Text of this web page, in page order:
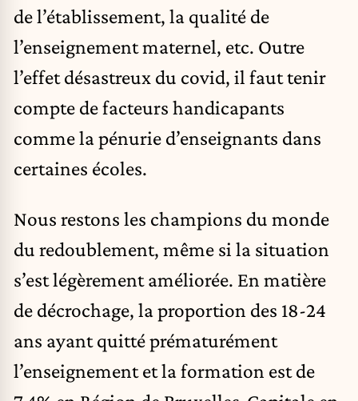
de l’établissement, la qualité de
l’enseignement maternel, etc. Outre
l’effet désastreux du covid, il faut tenir
compte de facteurs handicapants
comme la pénurie d’enseignants dans
certaines écoles.
Nous restons les champions du monde
du redoublement, même si la situation
s’est légèrement améliorée. En matière
de décrochage, la proportion des 18-24
ans ayant quitté prématurément
l’enseignement et la formation est de